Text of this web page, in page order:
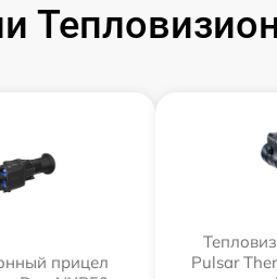
прицел
Pulsar